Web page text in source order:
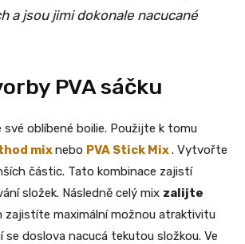
a jsou jimi dokonale nacucané
PVA sáčku
oblíbené boilie. Použijte k tomu
mixnebo PVA Stick Mix. Vytvořte
částic. Tato kombinace zajistí
složek. Následně celý mix zalijte
zajistíte maximální možnou atraktivitu
se doslova nacucá tekutou složkou. Ve